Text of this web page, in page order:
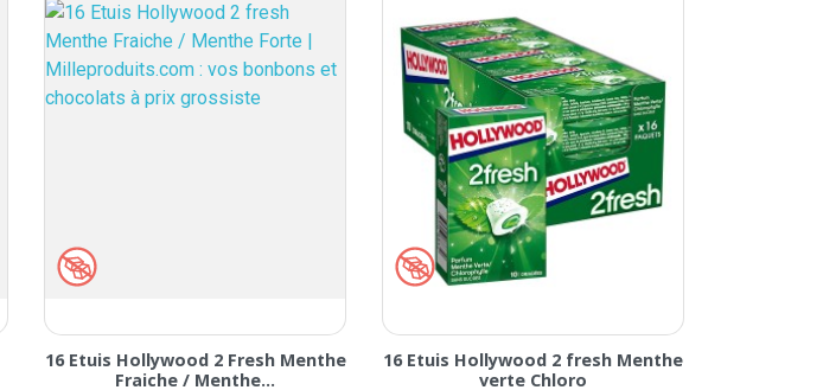
16 Etuis Hollywood 2 Fresh Menthe
Fraiche / Menthe...
16 Etuis Hollywood 2 fresh Menthe
verte Chloro